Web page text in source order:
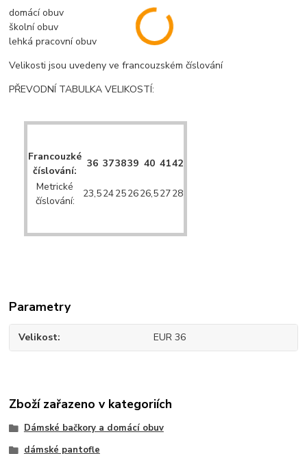
domácí obuv
školní obuv
lehká pracovní obuv
Velikosti jsou uvedeny ve francouzském číslování
PŘEVODNÍ TABULKA VELIKOSTÍ:
Francouzké
číslování:
36 373839 40 4142
Metrické
číslování:
23,524252626,52728
Parametry
Velikost EUR 36
Zboží zařazeno v kategoriích
Dámské bačkory a domácí obuv
dámské pantofle